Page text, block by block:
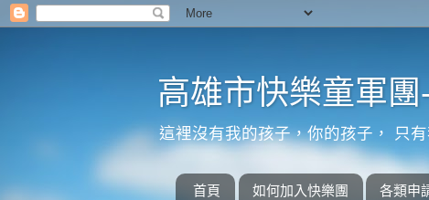
高雄市快樂童軍團
這裡沒有我的孩子，你的孩子， 只
首頁 如何加入快樂團 各類申